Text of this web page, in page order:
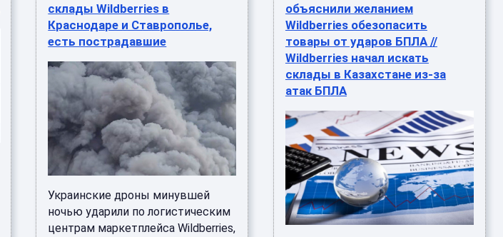
склады Wildberries в
Краснодаре и Ставрополье,
есть пострадавшие
Украинские дроны минувшей
ночью ударили по логистическим
центрам маркетплейса Wildberries,
объяснили желанием
Wildberries обезопасить
товары от ударов БПЛА //
Wildberries начал искать
склады в Казахстане из-за
атак БПЛА